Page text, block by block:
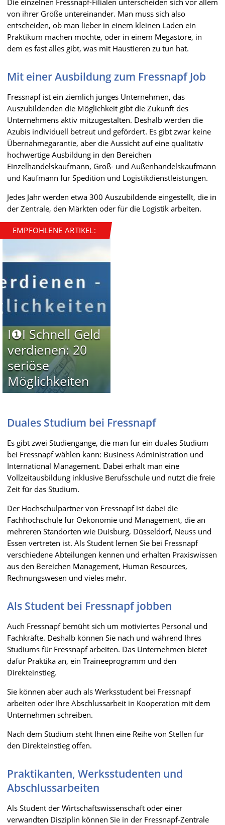
von ihrer Größe untereinander. Man muss sich also
entscheiden, ob man lieber in einem kleinen Laden ein
Praktikum machen möchte, oder in einem Megastore, in
dem es fast alles gibt, was mit Haustieren zu tun hat.
Mit einer Ausbildung zum Fressnapf Job
Fressnapf ist ein ziemlich junges Unternehmen, das
Auszubildenden die Möglichkeit gibt die Zukunft des
Unternehmens aktiv mitzugestalten. Deshalb werden die
Azubis individuell betreut und gefördert. Es gibt zwar keine
Übernahmegarantie, aber die Aussicht auf eine qualitativ
hochwertige Ausbildung in den Bereichen
Einzelhandelskaufmann, Groß- und Außenhandelskaufmann
und Kaufmann für Spedition und Logistikdienstleistungen.
Jedes Jahr werden etwa 300 Auszubildende eingestellt, die in
der Zentrale, den Märkten oder für die Logistik arbeiten.
EMPFOHLENE ARTIKEL:
I❶I Schnell Geld
verdienen: 20
seriöse
Möglichkeiten
Duales Studium bei Fressnapf
Es gibt zwei Studiengänge, die man für ein duales Studium
bei Fressnapf wählen kann: Business Administration und
International Management. Dabei erhält man eine
Vollzeitausbildung inklusive Berufsschule und nutzt die freie
Zeit für das Studium.
Der Hochschulpartner von Fressnapf ist dabei die
Fachhochschule für Oekonomie und Management, die an
mehreren Standorten wie Duisburg, Düsseldorf, Neuss und
Essen vertreten ist. Als Student lernen Sie bei Fressnapf
verschiedene Abteilungen kennen und erhalten Praxiswissen
aus den Bereichen Management, Human Resources,
Rechnungswesen und vieles mehr.
Als Student bei Fressnapf jobben
Auch Fressnapf bemüht sich um motiviertes Personal und
Fachkräfte. Deshalb können Sie nach und während Ihres
Studiums für Fressnapf arbeiten. Das Unternehmen bietet
dafür Praktika an, ein Traineeprogramm und den
Direkteinstieg.
Sie können aber auch als Werksstudent bei Fressnapf
arbeiten oder Ihre Abschlussarbeit in Kooperation mit dem
Unternehmen schreiben.
Nach dem Studium steht Ihnen eine Reihe von Stellen für
den Direkteinstieg offen.
Praktikanten, Werksstudenten und
Abschlussarbeiten
Als Student der Wirtschaftswissenschaft oder einer
verwandten Disziplin können Sie in der Fressnapf-Zentrale